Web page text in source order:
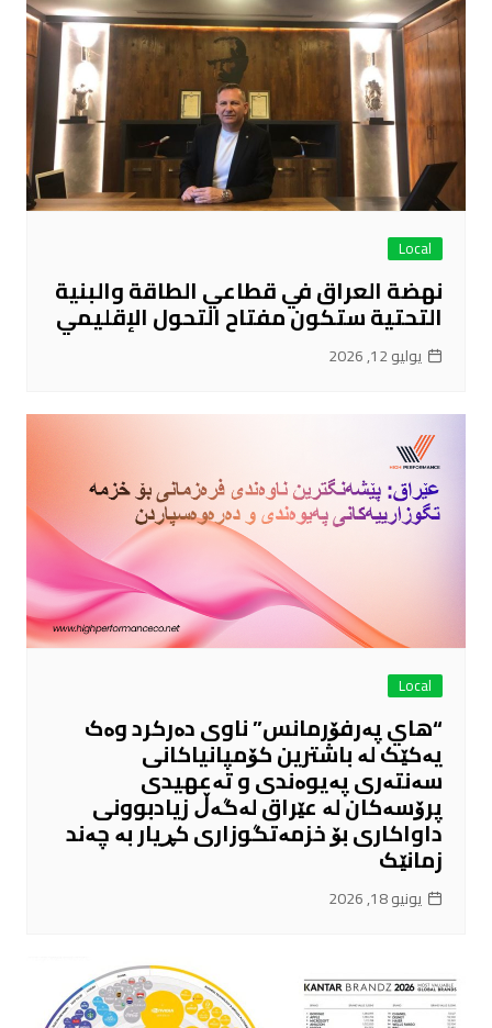
Local
نهضة العراق في قطاعي الطاقة والبنية
التحتية ستكون مفتاح التحول الإقليمي
يوليو 12, 2026
Local
“هاي پەرفۆرمانس” ناوی دەرکرد وەک
یەکێک لە باشترین کۆمپانیاکانی
سەنتەری پەیوەندی و تەعهیدی
پرۆسەکان لە عێراق لەگەڵ زیادبوونی
داواکاری بۆ خزمەتگوزاری کڕیار بە چەند
زمانێک
يونيو 18, 2026